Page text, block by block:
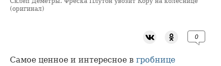
(оригинал)
0
Самое ценное и интересное в гробнице